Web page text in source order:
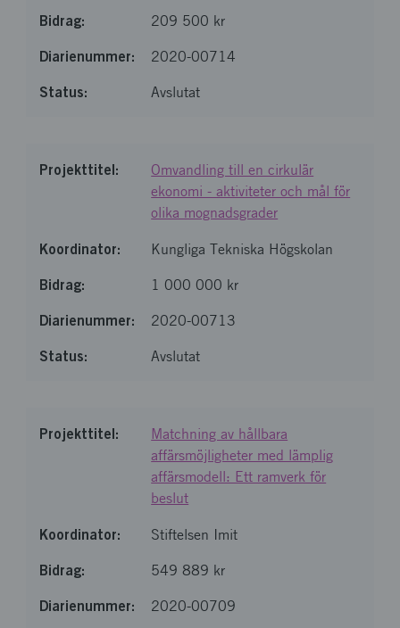
209 500 kr
2020-00714
Avslutat
Omvandling till en cirkulär
ekonomi - aktiviteter och mål för
olika mognadsgrader
Kungliga Tekniska Högskolan
1 000 000 kr
2020-00713
Avslutat
Matchning av hållbara
affärsmöjligheter med lämplig
affärsmodell: Ett ramverk för
beslut
Stiftelsen Imit
549 889 kr
2020-00709